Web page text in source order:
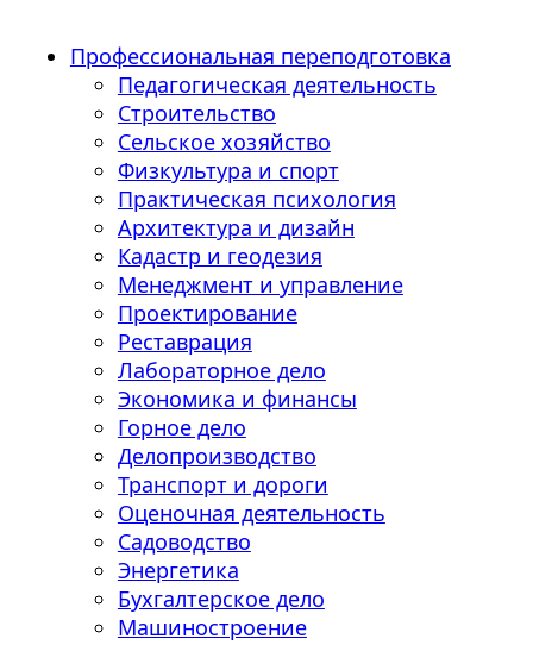
Профессиональная переподготовка
Педагогическая деятельность
Строительство
Сельское хозяйство
Физкультура и спорт
Практическая психология
Архитектура и дизайн
Кадастр и геодезия
Менеджмент и управление
Проектирование
Реставрация
Лабораторное дело
Экономика и финансы
Горное дело
Делопроизводство
Транспорт и дороги
Оценочная деятельность
Садоводство
Энергетика
Бухгалтерское дело
Машиностроение